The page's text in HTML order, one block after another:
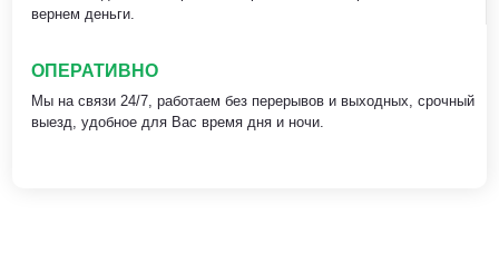
вернем деньги.
ОПЕРАТИВНО
Мы на связи 24/7, работаем без перерывов и выходных, срочный
выезд, удобное для Вас время дня и ночи.